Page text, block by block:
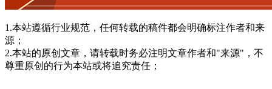
1.本站遵循行业规范，任何转载的稿件都会明确标注作者和来
源；
2.本站的原创文章，请转载时务必注明文章作者和"来源"，不
尊重原创的行为本站或将追究责任；